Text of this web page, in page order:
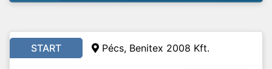
START Pécs, Benitex 2008 Kft.